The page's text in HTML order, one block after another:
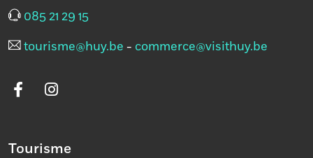
085 21 29 15
tourisme@huy.be - commerce@visithuy.be
Tourisme